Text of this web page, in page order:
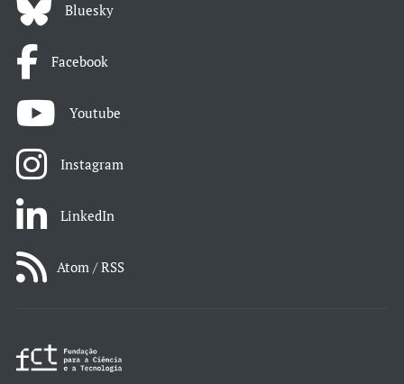
Bluesky
Facebook
Youtube
Instagram
LinkedIn
Atom / RSS